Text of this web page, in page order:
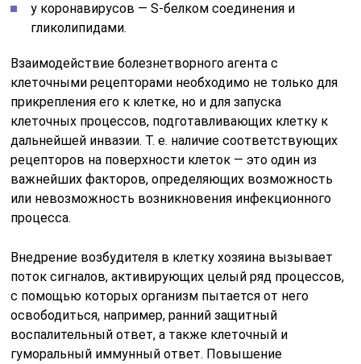
у коронавирусов — S-белком соединения и
гликолипидами.
Взаимодействие болезнетворного агента с
клеточными рецепторами необходимо не только для
прикрепления его к клетке, но и для запуска
клеточных процессов, подготавливающих клетку к
дальнейшей инвазии. Т. е. наличие соответствующих
рецепторов на поверхности клеток — это один из
важнейших факторов, определяющих возможность
или невозможность возникновения инфекционного
процесса.
Внедрение возбудителя в клетку хозяина вызывает
поток сигналов, активирующих целый ряд процессов,
с помощью которых организм пытается от него
освободиться, например, ранний защитный
воспалительный ответ, а также клеточный и
гуморальный иммунный ответ. Повышение